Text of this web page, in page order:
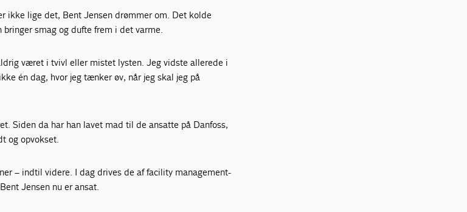
lige det, Bent Jensen drømmer om. Det kolde
smag og dufte frem i det varme.
været i tvivl eller mistet lysten. Jeg vidste allerede i
én dag, hvor jeg tænker øv, når jeg skal jeg på
Siden da har han lavet mad til de ansatte på Danfoss,
og opvokset.
– indtil videre. I dag drives de af facility management-
Jensen nu er ansat.